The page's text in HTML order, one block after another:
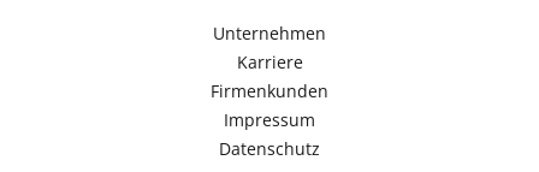
Unternehmen
Karriere
Firmenkunden
Impressum
Datenschutz